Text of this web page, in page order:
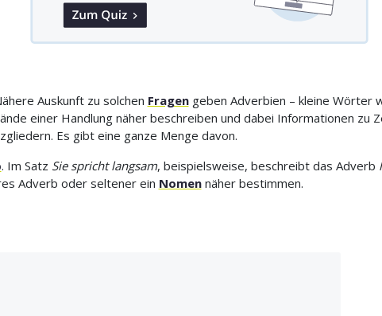
Auskunft zu solchen Fragengeben Adverbien – kleine Wörter
einer Handlung näher beschreiben und dabei Informationen zu
Es gibt eine ganze Menge davon.
. Im Satz Sie spricht langsam, beispielsweise, beschreibt das Adverb
Adverb oder seltener ein Nomennäher bestimmen.